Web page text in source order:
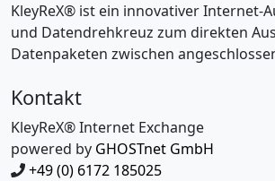
KleyReX® ist ein innovativer Internet-
und Datendrehkreuz zum direkten
Datenpaketen zwischen
Kontakt
KleyReX® Internet Exchange
powered by GHOSTnet GmbH
+49 (0) 6172 185025